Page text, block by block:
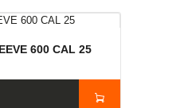
600 CAL 25